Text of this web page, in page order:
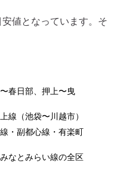
値となっています。そ
春日部、押上〜曳
線（池袋〜川越市）
・副都心線・有楽町
なとみらい線の全区